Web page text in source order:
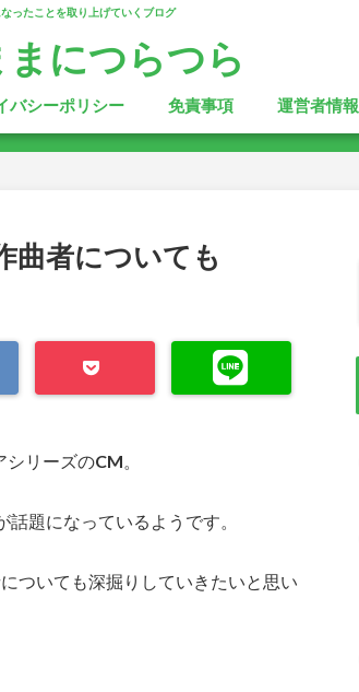
ったことを取り上げていくブログ
につらつら
バシーポリシー 免責事項 運営者情報
曲者についても
リーズのCM。
題になっているようです。
ついても深掘りしていきたいと思い